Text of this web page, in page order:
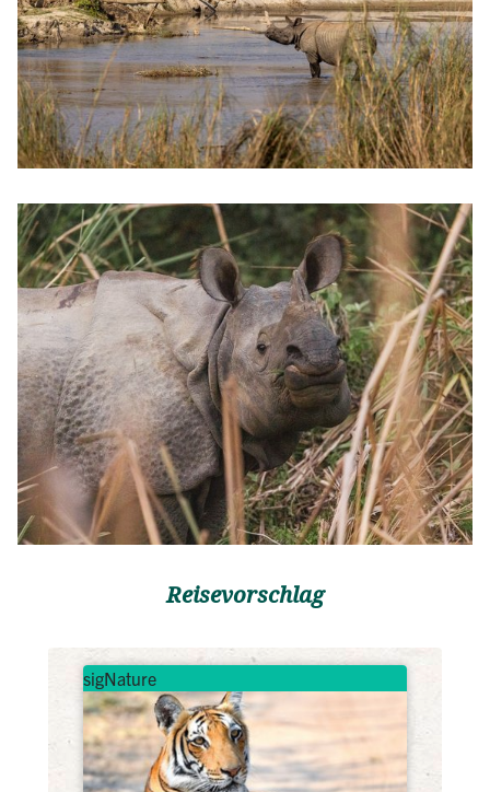
Reisevorschlag
sigNature